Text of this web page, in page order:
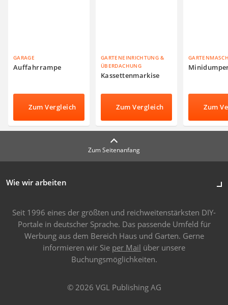
GARAGE
Auffahrrampe
Zum Vergleich
GARTENEINRICHTUNG &
ÜBERDACHUNG
Kassettenmarkise
Zum Vergleich Zum
Zum Seitenanfang
Wie wir arbeiten
Seit 1996 eines der größten und reichweitenstärksten DIY-
Portale in deutscher Sprache. Das passende Umfeld für
Werbung aus dem Bereich Haus und Garten. Gerne
informieren wir Sie per Mail über unsere
Buchungsmöglichkeiten.
© 2026 VGL Publishing AG